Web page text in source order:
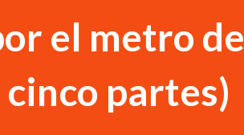
el metro de
partes)